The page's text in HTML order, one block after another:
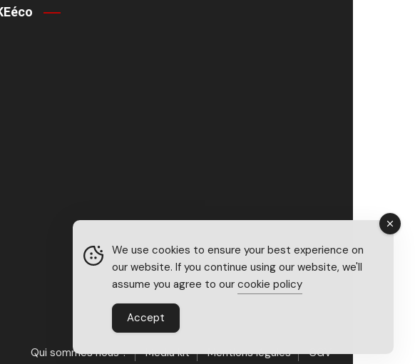
Qui sommes nous ? Média kit Mentions légales CGV
We use cookies to ensure your best experience on
our website. If you continue using our website, we'll
assume you agree to our cookie policy
Accept